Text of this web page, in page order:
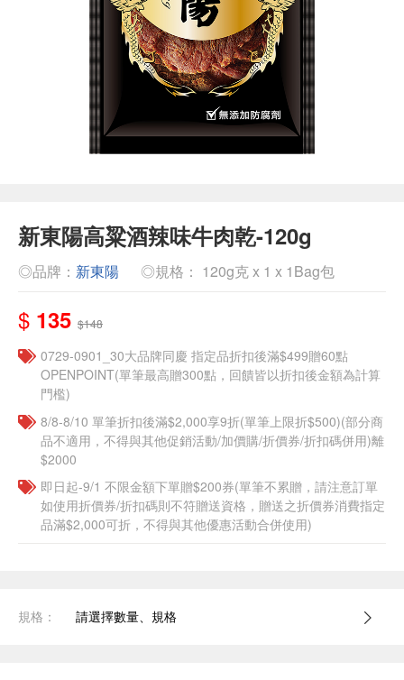
新東陽高粱酒辣味牛肉乾-120g
◎品牌： 新東陽 ◎規格： 120g克 x 1 x 1Bag包
$ 135 $148
0729-0901_30大品牌同慶 指定品折扣後滿$499贈60點
OPENPOINT(單筆最高贈300點，回饋皆以折扣後金額為計算
門檻)
8/8-8/10 單筆折扣後滿$2,000享9折(單筆上限折$500)(部分商
品不適用，不得與其他促銷活動/加價購/折價券/折扣碼併用)離
$2000
即日起-9/1 不限金額下單贈$200券(單筆不累贈，請注意訂單
如使用折價券/折扣碼則不符贈送資格，贈送之折價券消費指定
品滿$2,000可折，不得與其他優惠活動合併使用)
規格： 請選擇數量、規格